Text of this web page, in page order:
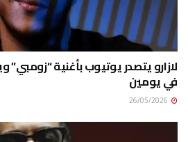
لازارو يتصدر يوتيوب بأغنية
في يومين